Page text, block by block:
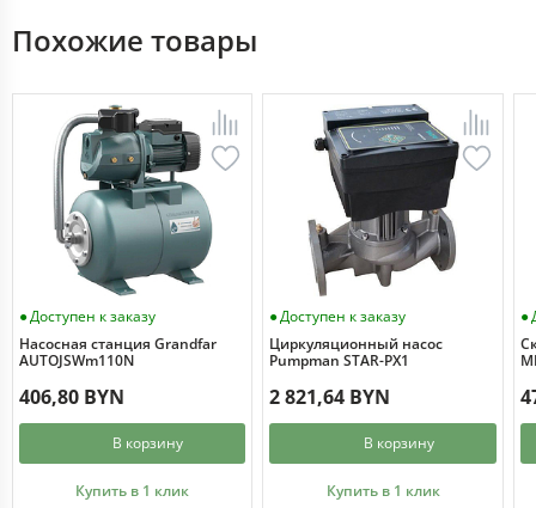
Похожие товары
Доступен к заказу
Насосная станция Grandfar
AUTOJSWm110N
406,80 BYN
В корзину
Купить в 1 клик
Доступен к заказу
Циркуляционный насос
Pumpman STAR-PX1
2 821,64 BYN
В корзину
Купить в 1 клик